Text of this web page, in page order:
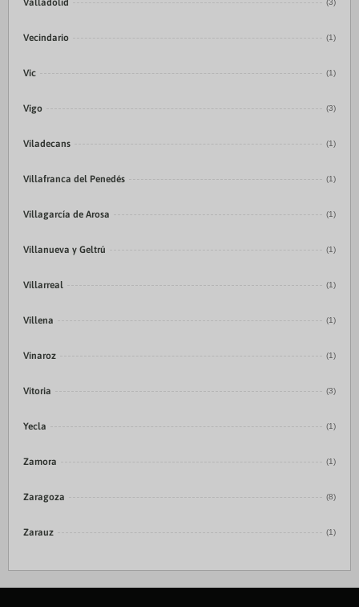
Valladolid (3)
Vecindario (1)
Vic (1)
Vigo (3)
Viladecans (1)
Villafranca del Penedés (1)
Villagarcía de Arosa (1)
Villanueva y Geltrú (1)
Villarreal (1)
Villena (1)
Vinaroz (1)
Vitoria (3)
Yecla (1)
Zamora (1)
Zaragoza (8)
Zarauz (1)